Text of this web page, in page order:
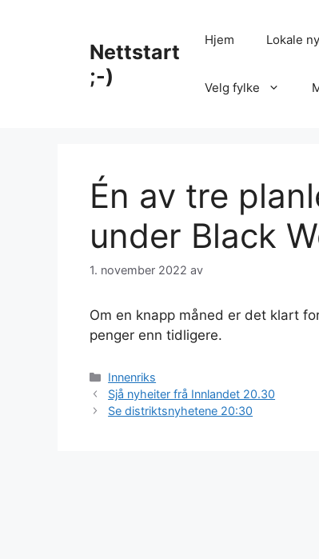
Nettstart
;-)
Hjem Lokale
Velg fylke
Én av tre
under Black
1. november 2022 av
Om en knapp måned er det klart
penger enn tidligere.
Kategorier
Innenriks
Sjå nyheiter frå Innlandet 20.30
Se distriktsnyhetene 20:30